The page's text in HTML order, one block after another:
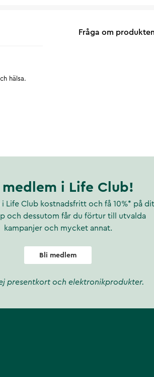
hälsa.
Fråga om produkten
medlem i Life Club!
i Life Club kostnadsfritt och få 10%* på
och dessutom får du förtur till utvalda
kampanjer och mycket annat.
Bli medlem
presentkort och elektronikprodukter.